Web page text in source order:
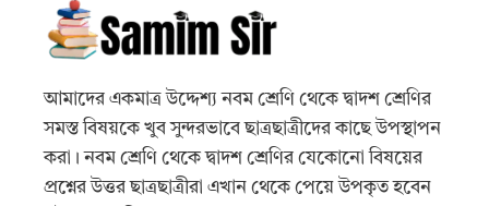
আমাদের একমাত্র উদ্দেশ্য নবম শ্রেণি থেকে দ্বাদশ শ্রেণির
সমস্ত বিষয়কে খুব সুন্দরভাবে ছাত্রছাত্রীদের কাছে উপস্থাপন
করা। নবম শ্রেণি থেকে দ্বাদশ শ্রেণির যেকোনো বিষয়ের
প্রশ্নের উত্তর ছাত্রছাত্রীরা এখান থেকে পেয়ে উপকৃত হবেন